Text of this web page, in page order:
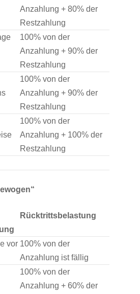
Anzahlung + 80% der
Restzahlung
100% von der
Anzahlung + 90% der
Restzahlung
100% von der
Anzahlung + 90% der
Restzahlung
100% von der
Anzahlung + 100% der
Restzahlung
Rücktrittsbelastung
vor 100% von der
Anzahlung ist fällig
100% von der
Anzahlung + 60% der